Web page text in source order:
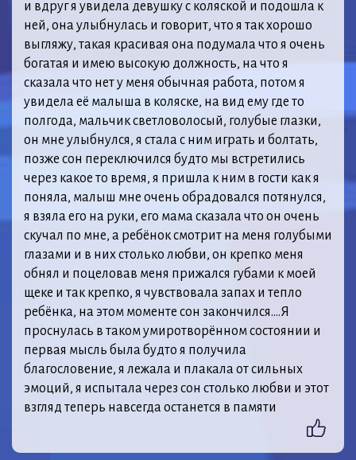
и вдруг я увидела девушку с коляской и подошла к
ней, она улыбнулась и говорит, что я так хорошо
выгляжу, такая красивая она подумала что я очень
богатая и имею высокую должность, на что я
сказала что нет у меня обычная работа, потом я
увидела её малыша в коляске, на вид ему где то
полгода, мальчик светловолосый, голубые глазки,
он мне улыбнулся, я стала с ним играть и болтать,
позже сон переключился будто мы встретились
через какое то время, я пришла к ним в гости как я
поняла, малыш мне очень обрадовался потянулся,
я взяла его на руки, его мама сказала что он очень
скучал по мне, а ребёнок смотрит на меня голубыми
глазами и в них столько любви, он крепко меня
обнял и поцеловав меня прижался губами к моей
щеке и так крепко, я чувствовала запах и тепло
ребёнка, на этом моменте сон закончился….Я
проснулась в таком умиротворённом состоянии и
первая мысль была будто я получила
благословение, я лежала и плакала от сильных
эмоций, я испытала через сон столько любви и этот
взгляд теперь навсегда останется в памяти